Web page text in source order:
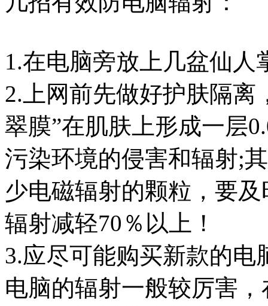
1.在电脑旁放上几盆仙
2.上网前先做好护肤隔离
翠膜”在肌肤上形成一层
污染环境的侵害和辐射;
少电磁辐射的颗粒，要
辐射减轻70％以上！
3.应尽可能购买新款的
电脑的辐射一般较厉害